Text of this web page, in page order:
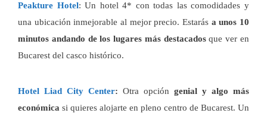
Peakture Hotel: Un hotel 4* con todas las comodidades y
una ubicación inmejorable al mejor precio. Estarás a unos 10
minutos andando de los lugares más destacadosque ver en
Bucarest del casco histórico.
Hotel Liad City Center: Otra opción genial y algo más
económica si quieres alojarte en pleno centro de Bucarest. Un